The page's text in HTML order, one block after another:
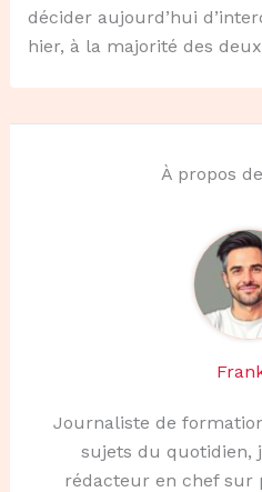
décider aujourd’hui
hier, à la majorité des
À propos
Journaliste de
sujets du quotidien,
rédacteur en chef sur